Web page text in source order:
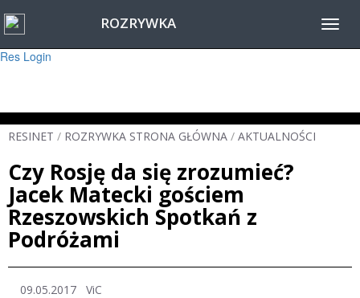
Warning
: session_start(): Failed to read session data: user (path: ) in
Res Login
ROZRYWKA
RESINET / ROZRYWKA STRONA GŁÓWNA / AKTUALNOŚCI
Czy Rosję da się zrozumieć?
Jacek Matecki gościem
Rzeszowskich Spotkań z
Podróżami
09.05.2017 ViC